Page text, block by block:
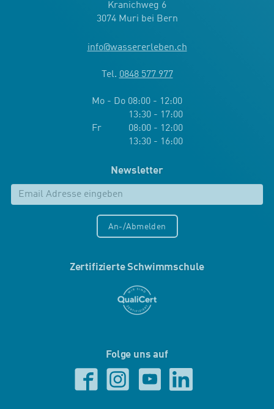
Kranichweg 6
3074 Muri bei Bern
info@wassererleben.ch
Tel. 0848 577 977
Mo - Do 08:00 - 12:00
13:30 - 17:00
Fr 08:00 - 12:00
13:30 - 16:00
Newsletter
An-/Abmelden
Zertifizierte Schwimmschule
Folge uns auf